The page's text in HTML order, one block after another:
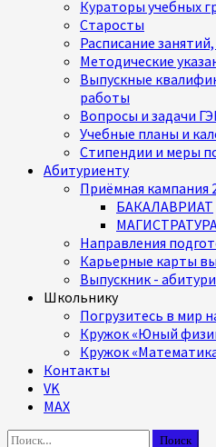
Кураторы учебных
Старосты
Расписание
Методические
Выпускные
работы
Вопросы и задачи
Учебные планы и
Стипендии и меры
Абитуриенту
Приёмная кампания
БАКАЛАВРИАТ
Направления
Карьерные карты
Выпускник -
Школьнику
Погрузитесь в мир
Кружок «Юный
Кружок
Контакты
VK
MAX
Найти: